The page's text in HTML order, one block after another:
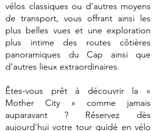
vélos classiques ou d’autres moyens
de transport, vous offrant ainsi les
plus belles vues et une exploration
plus intime des routes côtières
panoramiques du Cap ainsi que
d’autres lieux extraordinaires.
Êtes-vous prêt à découvrir la «
Mother City » comme jamais
auparavant ? Réservez dès
aujourd’hui votre tour guidé en vélo